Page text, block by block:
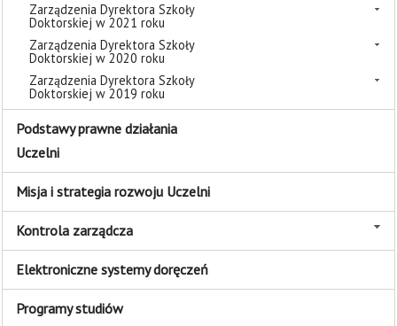
Zarządzenia Dyrektora Szkoły
Doktorskiej w 2021 roku
Zarządzenia Dyrektora Szkoły
Doktorskiej w 2020 roku
Zarządzenia Dyrektora Szkoły
Doktorskiej w 2019 roku
Podstawy prawne działania
Uczelni
Misja i strategia rozwoju Uczelni
Kontrola zarządcza
Elektroniczne systemy doręczeń
Programy studiów